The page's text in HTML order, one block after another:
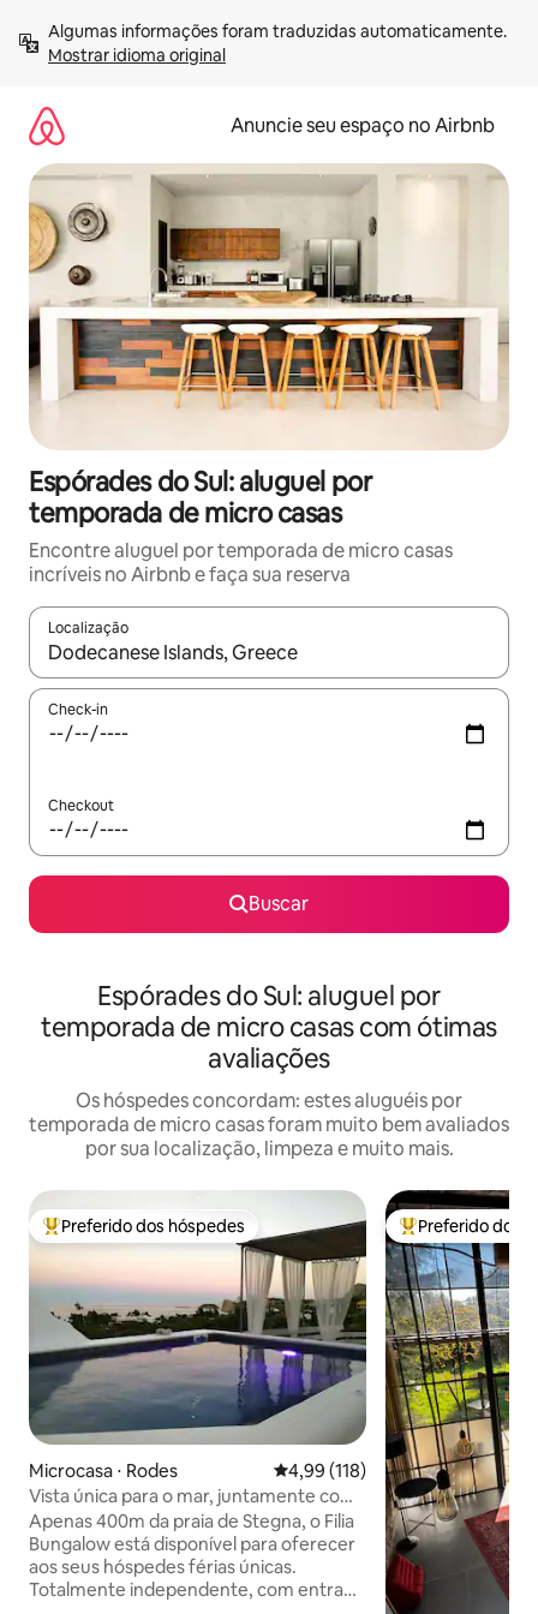
para
Mostrar idioma original
Anuncie seu espaço no Airbnb
Espórades do Sul: aluguel por
temporada de micro casas
Encontre aluguel por temporada de micro casas
incríveis no Airbnb e faça sua reserva
Localização
Quando os resultados estiverem disponíveis, explore-os
Check-in
Checkout
Buscar
Espórades do Sul: aluguel por
temporada de micro casas com ótimas
avaliações
Os hóspedes concordam: estes aluguéis por
temporada de micro casas foram muito bem avaliados
por sua localização, limpeza e muito mais.
Entre os melhores preferidos dos hóspedes
Preferido dos hóspedes
Microcasa ⋅ Rodes 4,99 de uma avaliação média de
4,99 (118)
Vista única para o mar, juntamente com
paz e privacidade
Apenas 400m da praia de Stegna, o Filia
Bungalow está disponível para oferecer
aos seus hóspedes férias únicas.
Totalmente independente, com entrada
Entre os
Preferido dos